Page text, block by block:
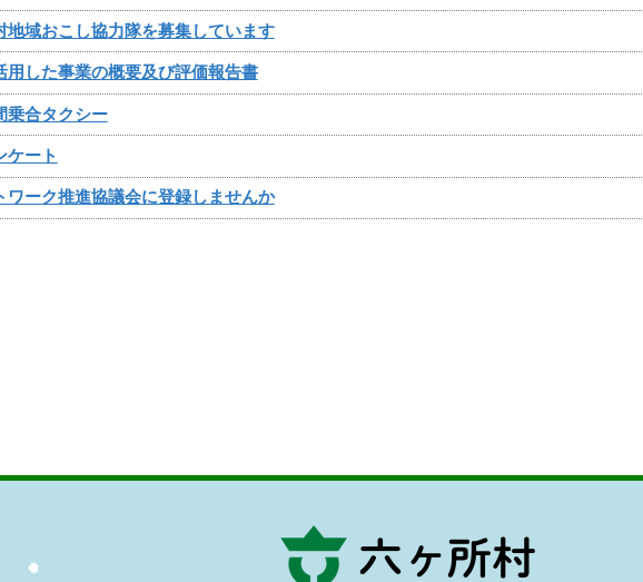
地域おこし協力隊を募集しています
用した事業の概要及び評価報告書
乗合タクシー
ケート
ワーク推進協議会に登録しませんか